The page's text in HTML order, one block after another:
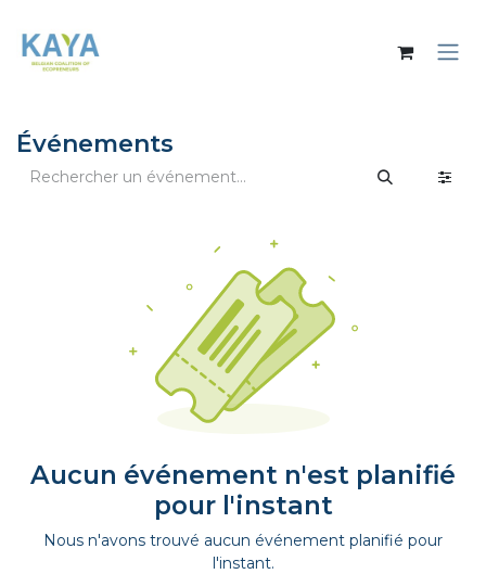
Événements
Aucun événement n'est planifié
pour l'instant
Nous n'avons trouvé aucun événement planifié pour
l'instant.